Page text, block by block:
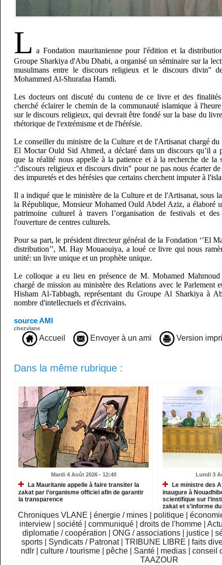
L a Fondation mauritanienne pour l'édition et la
Groupe Sharkiya d'Abu Dhabi, a organisé un séminaire sur la
musulmans entre le discours religieux et le discours divin"
Mohammed Al-Shurafaa Hamdi.
Les docteurs ont discuté du contenu de ce livre et des
cherché éclairer le chemin de la communauté islamique à
sur le discours religieux, qui devrait être fondé sur la base du
rhétorique de l'extrémisme et de l'hérésie.
Le conseiller du ministre de la Culture et de l'Artisanat chargé
El Moctar Ould Sid Ahmed, a déclaré dans un discours qu’il a
que la réalité nous appelle à la patience et à la recherche de la
:"discours religieux et discours divin" pour ne pas nous écarter
des impuretés et des hérésies que certains cherchent imputer à
Il a indiqué que le ministère de la Culture et de l'Artisanat, sous
la République, Monsieur Mohamed Ould Abdel Aziz, a élaboré
patrimoine culturel à travers l’organisation de festivals et
l'ouverture de centres culturels.
Pour sa part, le président directeur général de la Fondation ‘’El
distribution’’, M. Hay Mouaouiya, a loué ce livre qui nous
unité: un livre unique et un prophète unique.
Le colloque a eu lieu en présence de M. Mohamed
chargé de mission au ministère des Relations avec le Parlement
Hisham Al-Tabbagh, représentant du Groupe Al Sharkiya à
nombre d'intellectuels et d'écrivains.
source AMI
chezvlane
Accueil Envoyer à un ami Version
Dans la même rubrique :
Mardi 4 Août 2026 - 12:40
La Mauritanie appelle à faire transiter la
zakat par l’organisme officiel afin de garantir
la transparence
Lundi 3
Le ministre des
inaugure à
scientifique sur
zakat et s’informe
institutions relevant
Chroniques VLANE énergie / mines politique
interview
|société |communiqué |droits de l'homme |
diplomatie / coopération
ONG / associations justice
sports
Syndicats / Patronat TRIBUNE LIBRE
faits
ndlr
|culture / tourisme pêche Santé medias |conseil
TAAZOUR